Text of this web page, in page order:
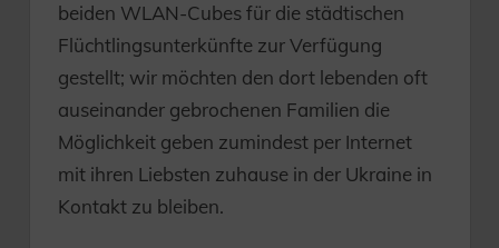
beiden WLAN-Cubes für die städtischen
Flüchtlingsunterkünfte zur Verfügung
gestellt; wir möchten den dort lebenden oft
auseinander gebrochenen Familien die
Möglichkeit geben zumindest per Internet
mit ihren Liebsten zuhause in der Ukraine in
Kontakt zu bleiben.